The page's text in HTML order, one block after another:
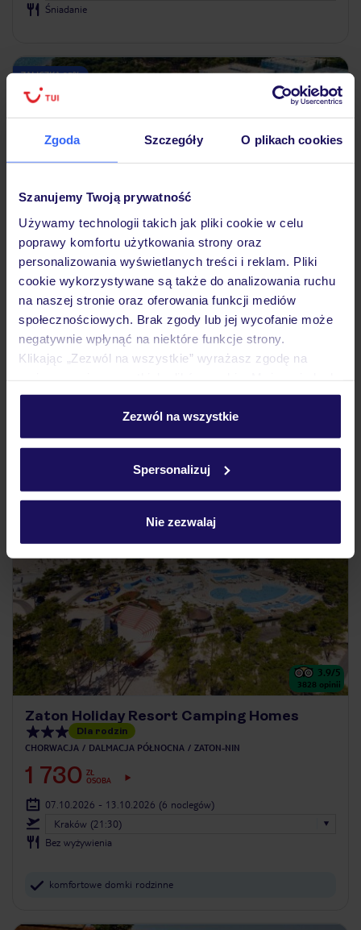
Zgoda Szczegóły O plikach cookies
Szanujemy Twoją prywatność
Używamy technologii takich jak pliki cookie w celu
poprawy komfortu użytkowania strony oraz
personalizowania wyświetlanych treści i reklam. Pliki
cookie wykorzystywane są także do analizowania ruchu
na naszej stronie oraz oferowania funkcji mediów
społecznościowych. Brak zgody lub jej wycofanie może
negatywnie wpłynąć na niektóre funkcje strony.
Klikając „Zezwól na wszystkie” wyrażasz zgodę na
personalizować swój wybór wchodząc w zakładkę
Szczegółowe informacje o plikach cookie znajdziesz
Zezwól na wszystkie
Spersonalizuj
Nie zezwalaj
Śniadanie
ZALICZKA 25%
298
Amadria Park Camping Resort Mobile
Homes
CHORWACJA DALMACJA PÓŁNOCNA SZYBENIK
1 704 ZŁ
07.10.2026 - 13.10.2026 (6 noclegów)
ZALICZKA 25%
3.9/5
3828 opinii
Zaton Holiday Resort Camping Homes
Dla rodzin
CHORWACJA DALMACJA PÓŁNOCNA ZATON-NIN
1 730 ZŁ
OSOBA
07.10.2026 - 13.10.2026 (6 noclegów)
Kraków (21:30)
Bez wyżywienia
komfortowe domki rodzinne